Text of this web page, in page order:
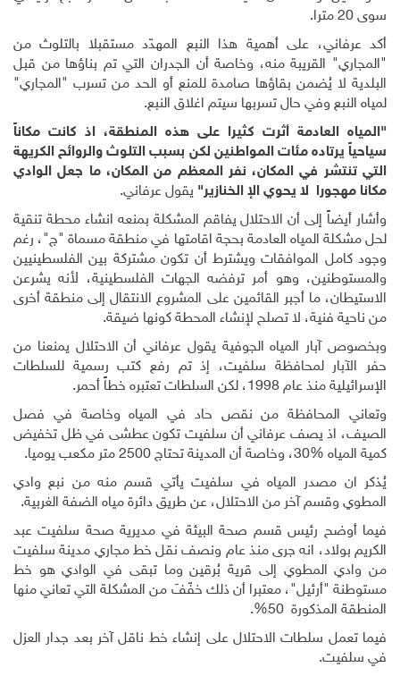
سوى 20 مترا.
أكد عرفاني، على أهمية هذا النبع المهدّد مستقبلا بالتلوث من
"المجاري" القريبة منه، وخاصة أن الجدران التي تم بناؤها من قبل
البلدية لا يُضمن بقاؤها صامدة للمنع أو الحد من تسرب "المجاري"
لمياه النبع وفي حال تسربها سيتم اغلاق النبع.
"المياه العادمة أثرت كثيرا على هذه المنطقة، اذ كانت مكاناً
سياحياً يرتاده مئات المواطنين لكن بسبب التلوث والروائح الكريهة
التي تنتشر في المكان، نفر المعظم من المكان، ما جعل الوادي
مكانا مهجورا لا يحوي الإ الخنازير" يقول عرفاني.
وأشار أيضاً إلى أن الاحتلال يفاقم المشكلة بمنعه انشاء محطة تنقية
لحل مشكلة المياه العادمة بحجة اقامتها في منطقة مسماة "ج"، رغم
وجود كامل الموافقات ويشترط أن تكون مشتركة بين الفلسطينيين
والمستوطنين، وهو أمر ترفضه الجهات الفلسطينية، لأنه يشرعن
الاستيطان، ما أجبر القائمين على المشروع الانتقال إلى منطقة أخرى
من ناحية فنية، لا تصلح لإنشاء المحطة كونها ضيقة.
وبخصوص آبار المياه الجوفية يقول عرفاني أن الاحتلال يمنعنا من
حفر الآبار لمحافظة سلفيت، إذ تم رفع كتب رسمية للسلطات
الإسرائيلية منذ عام 1998، لكن السلطات تعتبره خطاً أحمر.
وتعاني المحافظة من نقص حاد في المياه وخاصة في فصل
الصيف، اذ يصف عرفاني أن سلفيت تكون عطشى في ظل تخفيض
كمية المياه %30، وخاصة أن المدينة تحتاج 2500 متر مكعب يوميا.
يُذكر ان مصدر المياه في سلفيت يأتي قسم منه من نبع وادي
المطوي وقسم آخر من الاحتلال، عن طريق دائرة مياه الضفة الغربية.
فيما أوضح رئيس قسم صحة البيئة في مديرية صحة سلفيت عبد
الكريم بولاد، انه جرى منذ عام ونصف نقل خط مجاري مدينة سلفيت
من وادي المطوي إلى قرية بُرقين وما تبقى في الوادي هو خط
مستوطنة "أرئيل"، معتبرا أن ذلك خفّفَ من المشكلة التي تعاني منها
المنطقة المذكورة 50%.
فيما تعمل سلطات الاحتلال على إنشاء خط ناقل آخر بعد جدار العزل
في سلفيت.